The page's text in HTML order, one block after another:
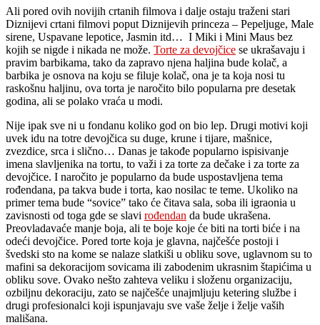
Ali pored ovih novijih crtanih filmova i dalje ostaju traženi stari
Diznijevi crtani filmovi poput Diznijevih princeza – Pepeljuge, Male
sirene, Uspavane lepotice, Jasmin itd… I Miki i Mini Maus bez
kojih se nigde i nikada ne može. Torte za devojčice se ukrašavaju i
pravim barbikama, tako da zapravo njena haljina bude kolač, a
barbika je osnova na koju se filuje kolač, ona je ta koja nosi tu
raskošnu haljinu, ova torta je naročito bilo popularna pre desetak
godina, ali se polako vraća u modi.
Nije ipak sve ni u fondanu koliko god on bio lep. Drugi motivi koji
uvek idu na totre devojčica su duge, krune i tijare, mašnice,
zvezdice, srca i slično… Danas je takođe popularno ispisivanje
imena slavljenika na tortu, to važi i za torte za dečake i za torte za
devojčice. I naročito je popularno da bude uspostavljena tema
rođendana, pa takva bude i torta, kao nosilac te teme. Ukoliko na
primer tema bude “sovice” tako će čitava sala, soba ili igraonia u
zavisnosti od toga gde se slavi rođendan da bude ukrašena.
Preovladavaće manje boja, ali te boje koje će biti na torti biće i na
odeći devojčice. Pored torte koja je glavna, najčešće postoji i
švedski sto na kome se nalaze slatkiši u obliku sove, uglavnom su to
mafini sa dekoracijom sovicama ili zabodenim ukrasnim štapićima u
obliku sove. Ovako nešto zahteva veliku i složenu organizaciju,
ozbiljnu dekoraciju, zato se najčešće unajmljuju ketering službe i
drugi profesionalci koji ispunjavaju sve vaše želje i želje vaših
mališana.